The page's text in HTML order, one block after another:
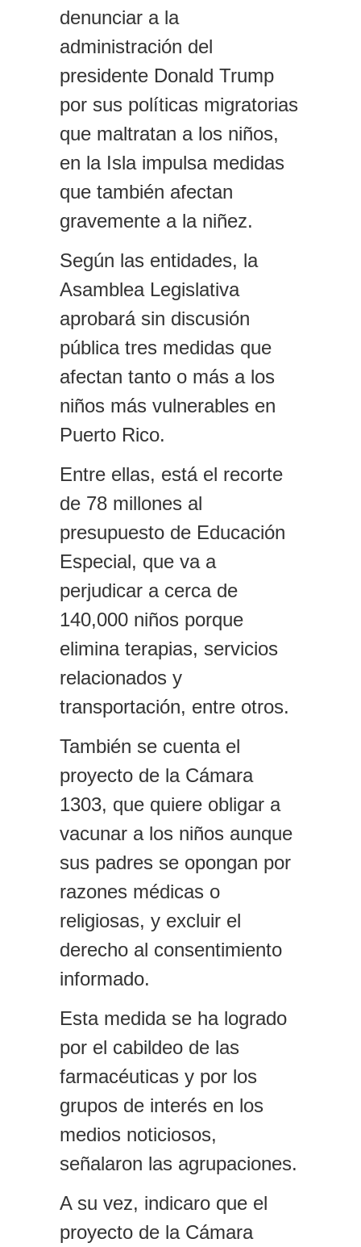
denunciar a la
administración del
presidente Donald Trump
por sus políticas migratorias
que maltratan a los niños,
en la Isla impulsa medidas
que también afectan
gravemente a la niñez.
Según las entidades, la
Asamblea Legislativa
aprobará sin discusión
pública tres medidas que
afectan tanto o más a los
niños más vulnerables en
Puerto Rico.
Entre ellas, está el recorte
de 78 millones al
presupuesto de Educación
Especial, que va a
perjudicar a cerca de
140,000 niños porque
elimina terapias, servicios
relacionados y
transportación, entre otros.
También se cuenta el
proyecto de la Cámara
1303, que quiere obligar a
vacunar a los niños aunque
sus padres se opongan por
razones médicas o
religiosas, y excluir el
derecho al consentimiento
informado.
Esta medida se ha logrado
por el cabildeo de las
farmacéuticas y por los
grupos de interés en los
medios noticiosos,
señalaron las agrupaciones.
A su vez, indicaro que el
proyecto de la Cámara